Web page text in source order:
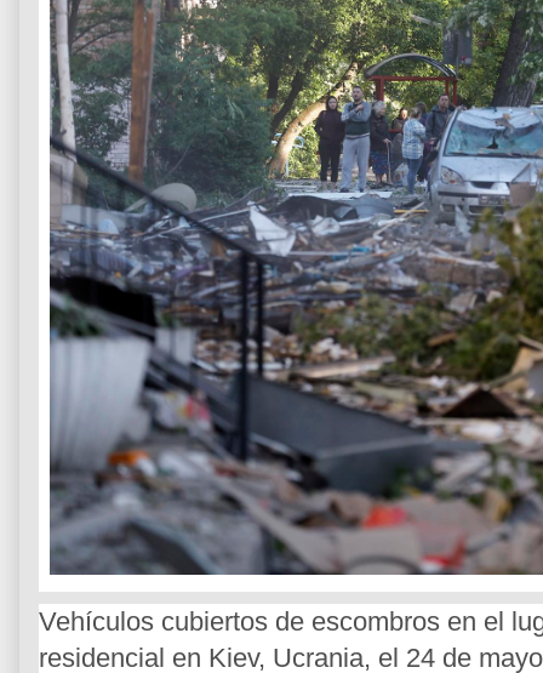
Vehículos cubiertos de escombros en el
residencial en Kiev, Ucrania, el 24 de